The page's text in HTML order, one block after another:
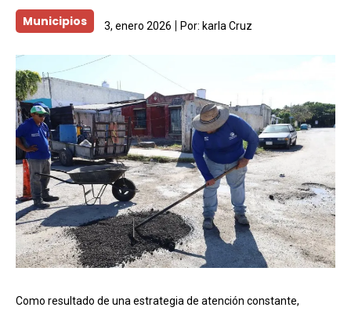
Municipios 3, enero 2026 Por: karla Cruz
Como resultado de una estrategia de atención constante,